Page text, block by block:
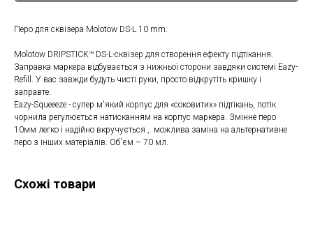
Перо для сквізера Molotow DS-L 10 mm.
Molotow DRIPSTICK™ DS-L-сквізер для створення ефекту підтікання.
Заправка маркера відбувається з нижньої сторони завдяки системі Eazy-
Refill. У вас завжди будуть чисті руки, просто відкрутіть кришку і
заправте.
Eazy-Squeeeze - супер м'який корпус для «соковитих» підтікань, потік
чорнила регулюється натисканням на корпус маркера. Змінне перо
10мм легко і надійно вкручується , можлива заміна на альтернативне
перо з інших матеріалів. Об'єм – 70 мл.
Схожі товари